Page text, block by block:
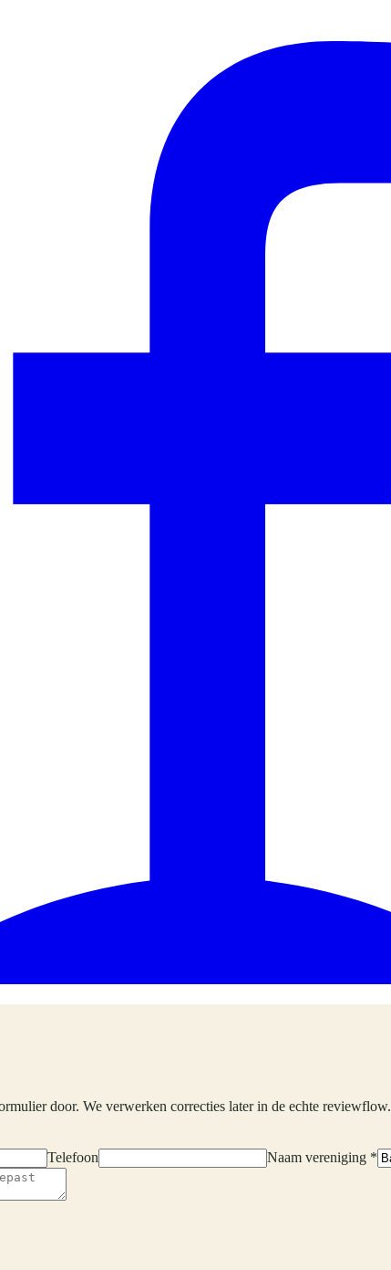
door. We verwerken correcties later in de echte reviewflow.
Telefoon Naam vereniging *